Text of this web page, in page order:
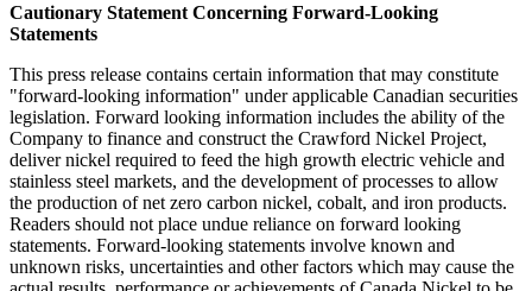
Cautionary Statement Concerning Forward-Looking
Statements
This press release contains certain information that may constitute
"forward-looking information" under applicable Canadian securities
legislation. Forward looking information includes the ability of the
Company to finance and construct the Crawford Nickel Project,
deliver nickel required to feed the high growth electric vehicle and
stainless steel markets, and the development of processes to allow
the production of net zero carbon nickel, cobalt, and iron products.
Readers should not place undue reliance on forward looking
statements. Forward-looking statements involve known and
unknown risks, uncertainties and other factors which may cause the